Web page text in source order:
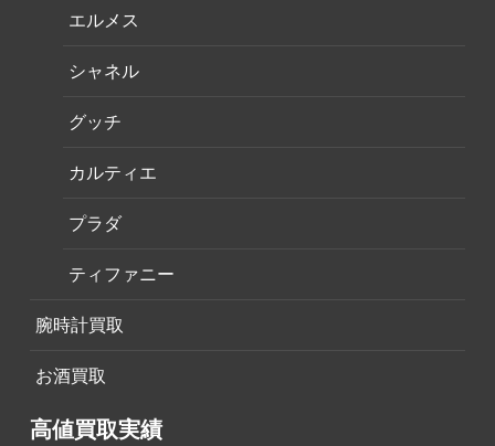
エルメス
シャネル
グッチ
カルティエ
プラダ
ティファニー
腕時計買取
お酒買取
高値買取実績